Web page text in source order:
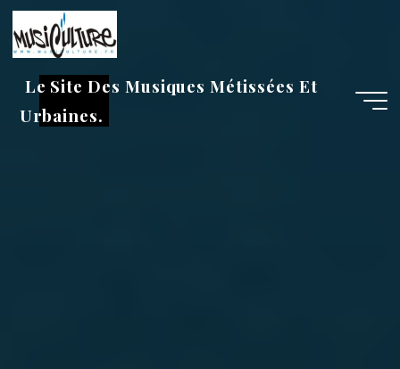
Aller
au
contenu
Le Site Des Musiques Métissées Et
Urbaines.